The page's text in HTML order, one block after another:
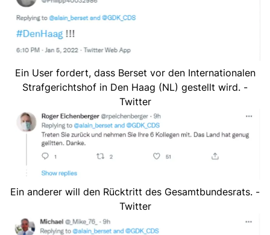
Ein User fordert, dass Berset vor den Internationalen
Strafgerichtshof in Den Haag (NL) gestellt wird. -
Twitter
Ein anderer will den Rücktritt des Gesamtbundesrats. -
Twitter